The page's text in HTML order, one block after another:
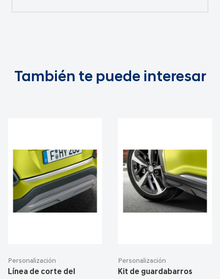
También te puede interesar
Personalización
Línea de corte del
Personalización
Kit de guardabarros